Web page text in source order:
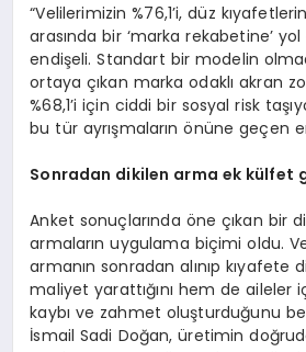
“Velilerimizin %76,1’i, düz
arasında bir ‘marka rekabetine’
endişeli. Standart bir modelin
ortaya çıkan marka odaklı akran
%68,1’i için ciddi bir sosyal risk
bu tür ayrışmaların önüne geçen
Sonradan dikilen arma ek külfet
Anket sonuçlarında öne çıkan bir
armaların uygulama biçimi oldu.
armanın sonradan alınıp kıyafete
maliyet yarattığını hem de aileler
kaybı ve zahmet oluşturduğunu
İsmail Sadi Doğan, üretimin